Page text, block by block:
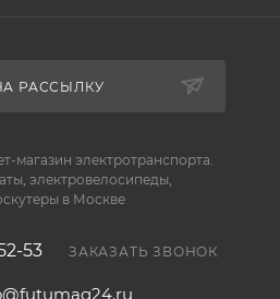
РАССЫЛКУ
магазин электротранспорта.
электровелосипеды,
в Москве
53 ЗАКАЗАТЬ ЗВОНОК